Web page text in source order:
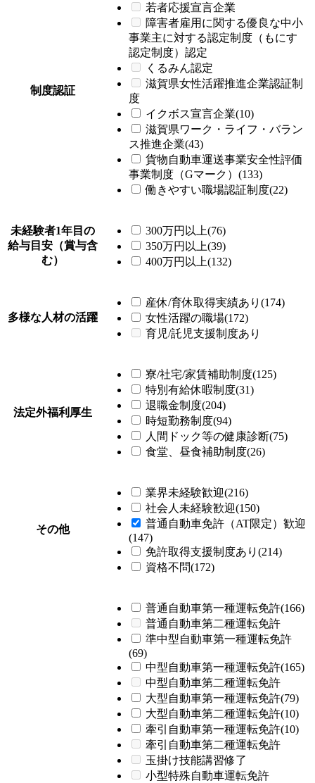
制度認証
若者応援宣言企業
障害者雇用に関する優良な中小
事業主に対する認定制度（もにす
認定制度）認定
くるみん認定
滋賀県女性活躍推進企業認証制
度
イクボス宣言企業(10)
滋賀県ワーク・ライフ・バラン
ス推進企業(43)
貨物自動車運送事業安全性評価
事業制度（Gマーク）(133)
働きやすい職場認証制度(22)
未経験者1年目の
給与目安（賞与含
む）
300万円以上(76)
350万円以上(39)
400万円以上(132)
多様な人材の活躍
産休/育休取得実績あり(174)
女性活躍の職場(172)
育児/託児支援制度あり
法定外福利厚生
寮/社宅/家賃補助制度(125)
特別有給休暇制度(31)
退職金制度(204)
時短勤務制度(94)
人間ドック等の健康診断(75)
食堂、昼食補助制度(26)
その他
業界未経験歓迎(216)
社会人未経験歓迎(150)
普通自動車免許（AT限定）歓迎
(147)
免許取得支援制度あり(214)
資格不問(172)
普通自動車第一種運転免許(166)
普通自動車第二種運転免許
準中型自動車第一種運転免許
(69)
中型自動車第一種運転免許(165)
中型自動車第二種運転免許
大型自動車第一種運転免許(79)
大型自動車第二種運転免許(10)
牽引自動車第一種運転免許(10)
牽引自動車第二種運転免許
玉掛け技能講習修了
小型特殊自動車運転免許